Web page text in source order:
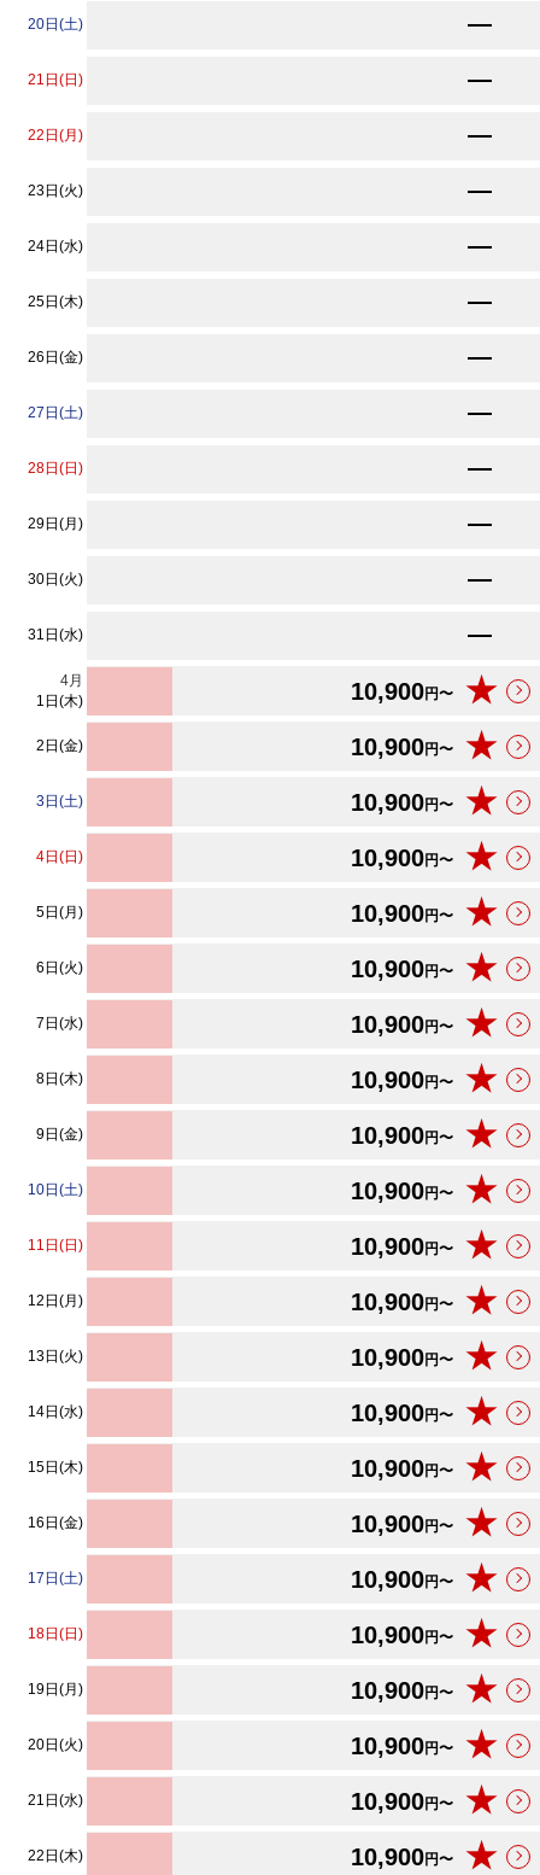
20日(土)
21日(日)
22日(月)
23日(火)
24日(水)
25日(木)
26日(金)
27日(土)
28日(日) ★
29日(月) ★
30日(火) ★
31日(水) ★
4月
1日(木)
10,900円〜 ★
2日(金) 10,900円〜 ★
3日(土) 10,900円〜 ★
4日(日) 10,900円〜 ★
5日(月) 10,900円〜 ★
6日(火) 10,900円〜 ★
7日(水) 10,900円〜 ★
8日(木) 10,900円〜 ★
9日(金) 10,900円〜 ★
10日(土) 10,900円〜 ★
11日(日) 10,900円〜 ★
12日(月) 10,900円〜 ★
13日(火) 10,900円〜 ★
14日(水) 10,900円〜 ★
15日(木) 10,900円〜 ★
16日(金) 10,900円〜 ★
17日(土) 10,900円〜 ★
18日(日) 10,900円〜 ★
19日(月) 10,900円〜 ★
20日(火) 10,900円〜 ★
21日(水) 10,900円〜 ★
22日(木) 10,900円〜 ★